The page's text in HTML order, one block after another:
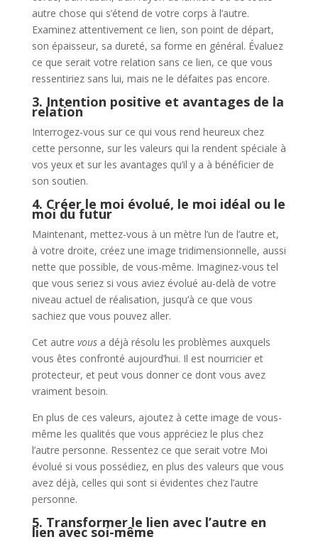
autre chose qui s’étend de votre corps à l’autre.
Examinez attentivement ce lien, son point de départ,
son épaisseur, sa dureté, sa forme en général. Évaluez
ce que serait votre relation sans ce lien, ce que vous
ressentiriez sans lui, mais ne le défaites pas encore.
3. Intention positive et avantages de la
relation
Interrogez-vous sur ce qui vous rend heureux chez
cette personne, sur les valeurs qui la rendent spéciale à
vos yeux et sur les avantages qu’il y a à bénéficier de
son soutien.
4. Créer le moi évolué, le moi idéal ou le
moi du futur
Maintenant, mettez-vous à un mètre l’un de l’autre et,
à votre droite, créez une image tridimensionnelle, aussi
nette que possible, de vous-même. Imaginez-vous tel
que vous seriez si vous aviez évolué au-delà de votre
niveau actuel de réalisation, jusqu’à ce que vous
sachiez que vous pouvez aller.
Cet autre vousa déjà résolu les problèmes auxquels
vous êtes confronté aujourd’hui. Il est nourricier et
protecteur, et peut vous donner ce dont vous avez
vraiment besoin.
En plus de ces valeurs, ajoutez à cette image de vous-
même les qualités que vous appréciez le plus chez
l’autre personne. Ressentez ce que serait votre Moi
évolué si vous possédiez, en plus des valeurs que vous
avez déjà, celles qui sont si évidentes chez l’autre
personne.
5. Transformer le lien avec l’autre en
lien avec soi-même